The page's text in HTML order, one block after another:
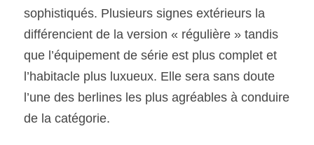
sophistiqués. Plusieurs signes extérieurs la
différencient de la version « régulière » tandis
que l’équipement de série est plus complet et
l’habitacle plus luxueux. Elle sera sans doute
l’une des berlines les plus agréables à conduire
de la catégorie.